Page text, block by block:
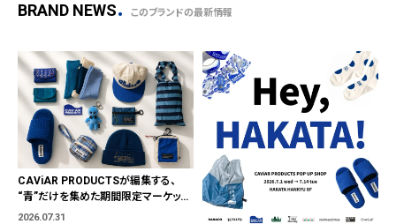
BRAND NEWS このブランドの最新情報
CAViAR PRODUCTSが編集する、
“青”だけを集めた期間限定マーケット
「BLUE MARKET」が横浜に。ブランド
2026.07.31